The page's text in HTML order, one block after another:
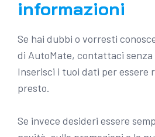
informazioni
Se hai dubbi o vorresti
di AutoMate, contattaci senza
Inserisci i tuoi dati per essere
presto.
Se invece desideri essere